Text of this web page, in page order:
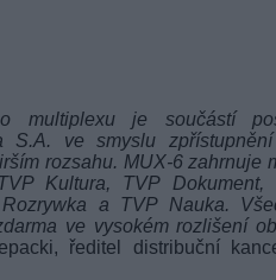
multiplexu je součástí
S.A. ve smyslu
rozsahu. MUX-6 zahrnuje
Kultura, TVP Dokument,
a TVP Nauka.
ve vysokém rozlišení
ředitel distribuční